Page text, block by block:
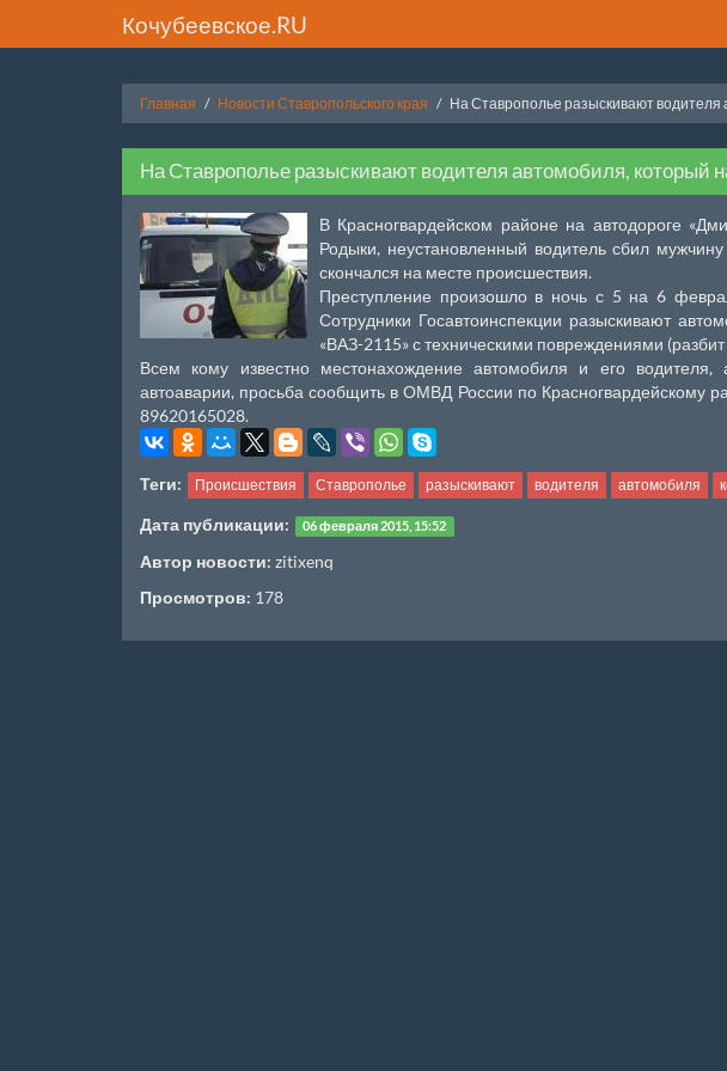
Кочубеевское.RU
Главная Новости Ставропольского края На Ставрополье разыскивают
На Ставрополье разыскивают водителя автомобиля, который
В Красногвардейском районе на автодороге
Родыки, неустановленный водитель сбил
скончался на месте происшествия.
Преступление произошло в ночь с 5 на 6
Сотрудники Госавтоинспекции разыскивают
«ВАЗ-2115» с техническими повреждениями
Всем кому известно местонахождение автомобиля и его
автоаварии, просьба сообщить в ОМВД России по Красногвардейскому
89620165028.
Теги: Происшествия Ставрополье разыскивают водителя автомобиля
Дата публикации: 06 февраля 2015, 15:52
Автор новости: zitixenq
Просмотров: 178